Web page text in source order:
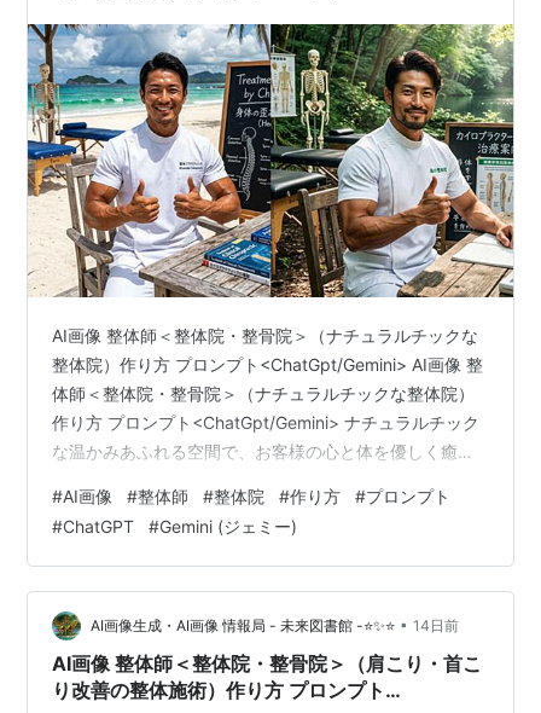
AI画像 整体師＜整体院・整骨院＞（ナチュラルチックな
整体院）作り方 プロンプト<ChatGpt/Gemini> AI画像 整
体師＜整体院・整骨院＞（ナチュラルチックな整体院）
作り方 プロンプト<ChatGpt/Gemini> ナチュラルチック
な温かみあふれる空間で、お客様の心と体を優しく癒や
ルであるChatGPTやGeminiを活用して、理想的な整体院
や整骨院のワンシーンを形にするための具体的なアプロ
ーチと、そのままコピー＆ペーストしてすぐに使える日
本語のプロンプトをご紹介します。 AI画像生成を活用す
ることで、実際の店舗撮影では準備が難し…
#AI画像 #整体師 #整体院 #作り方 #プロンプト
#ChatGPT #Gemini (ジェミー)
AI画像生成・AI画像 情報局 - 未来図書館 -⭐✨⭐ • 14日前
AI画像 整体師＜整体院・整骨院＞（肩こり・首こ
り改善の整体施術）作り方 プロンプト